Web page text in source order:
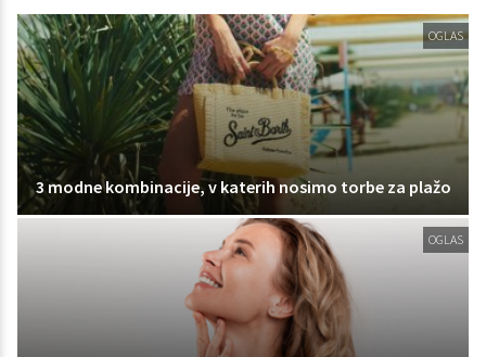
OGLAS
3 modne kombinacije, v katerih nosimo torbe za plažo
OGLAS